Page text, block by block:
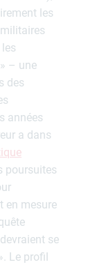
les
» – une
des
années
a dans
poursuites
en mesure
se
Le profil